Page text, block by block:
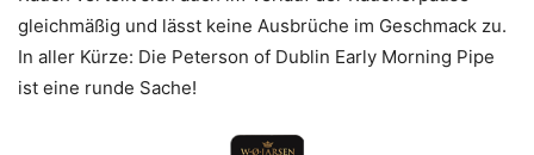
gleichmäßig und lässt keine Ausbrüche im Geschmack zu.
In aller Kürze: Die Peterson of Dublin Early Morning Pipe
ist eine runde Sache!